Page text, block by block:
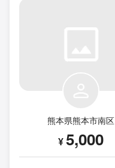
熊本県熊本市南区
¥5,000